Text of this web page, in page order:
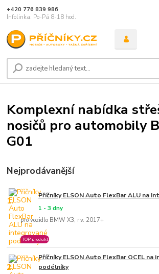
+420 776 839 986
Infolinka: Po-Pá 8-18 hod.
Komplexní nabídka
nosičů pro automobily
G01
Nejprodávanější
1. Příčníky ELSON Auto FlexBar ALU na
pro vozidlo BMW X3, r.v. 2017+
1 - 3 dny
TOP produkt
2.
Příčníky ELSON Auto FlexBar OCEL na
podélníky